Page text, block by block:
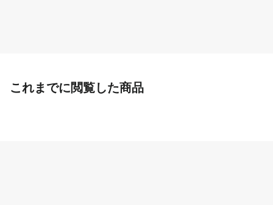
これまでに閲覧した商品